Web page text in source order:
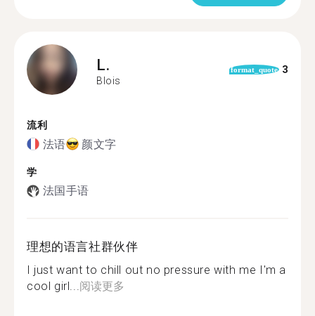
L.
Blois
format_quote 3
流利
法语 颜文字
学
法国手语
理想的语言社群伙伴
I just want to chill out no pressure with me I'm a
cool girl...阅读更多